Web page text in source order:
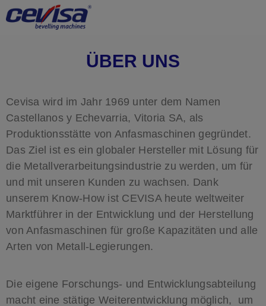
ÜBER UNS
Cevisa wird im Jahr 1969 unter dem Namen
Castellanos y Echevarria, Vitoria SA, als
Produktionsstätte von Anfasmaschinen gegründet.
Das Ziel ist es ein globaler Hersteller mit Lösung für
die Metallverarbeitungsindustrie zu werden, um für
und mit unseren Kunden zu wachsen. Dank
unserem Know-How ist CEVISA heute weltweiter
Marktführer in der Entwicklung und der Herstellung
von Anfasmaschinen für große Kapazitäten und alle
Arten von Metall-Legierungen.
Die eigene Forschungs- und Entwicklungsabteilung
macht eine stätige Weiterentwicklung möglich, um